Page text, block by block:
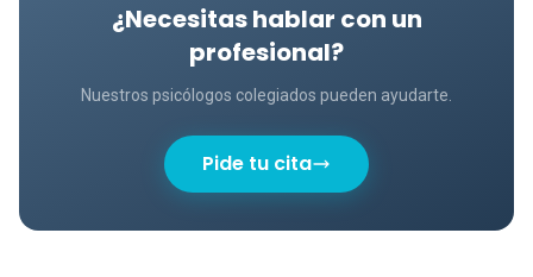
¿Necesitas hablar con un
profesional?
Nuestros psicólogos colegiados pueden ayudarte.
Pide tu cita